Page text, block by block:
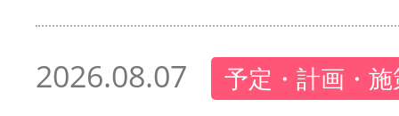
2026.08.07 予定・計画・